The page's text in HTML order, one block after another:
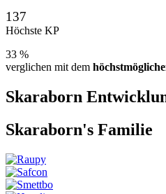
137
Höchste KP
33 %
verglichen mit dem
Skaraborn
Skaraborn's Familie